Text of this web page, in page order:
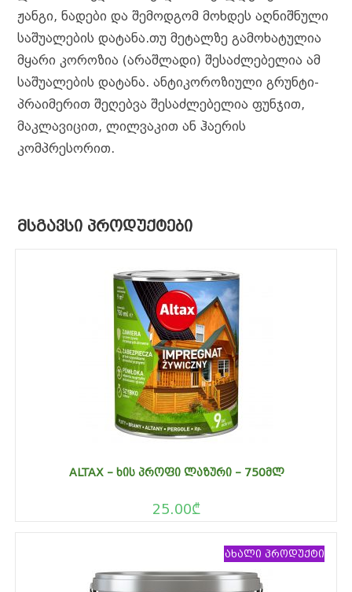
ჟანგი, ნადები და შემოდგომ მოხდეს აღნიშნული
საშუალების დატანა.თუ მეტალზე გამოხატულია
მყარი კოროზია (არაშლადი) შესაძლებელია ამ
საშუალების დატანა. ანტიკოროზიული გრუნტი-
პრაიმერით შეღებვა შესაძლებელია ფუნჯით,
მაკლავიცით, ლილვაკით ან ჰაერის
კომპრესორით.
ᲛᲡᲒᲐᲕᲡᲘ ᲞᲠᲝᲓᲣᲥᲢᲔᲑᲘ
ALTAX – ᲮᲘᲡ ᲞᲠᲝᲤᲘ ᲚᲐᲖᲣᲠᲘ – 750ᲛᲚ
25.00₾
ახალი პროდუქტი